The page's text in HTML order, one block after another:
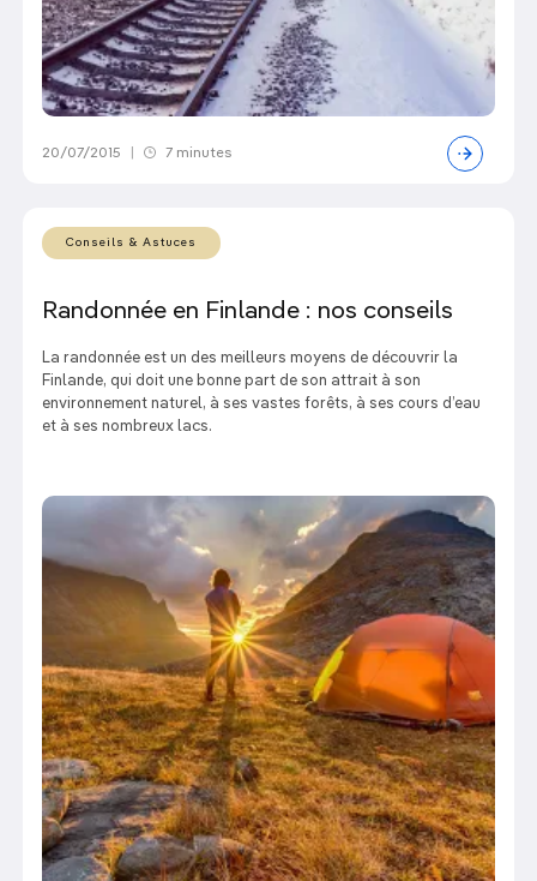
20/07/2015 7 minutes
Conseils & Astuces
Randonnée en Finlande : nos conseils
La randonnée est un des meilleurs moyens de découvrir la
Finlande, qui doit une bonne part de son attrait à son
environnement naturel, à ses vastes forêts, à ses cours d’eau
et à ses nombreux lacs.